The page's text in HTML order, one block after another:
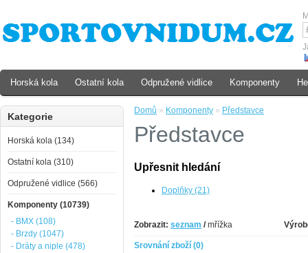
Domů » Komponenty » Představce
Představce
Upřesnit hledání
Doplňky (21)
Zobrazit: seznam /mřížka
Srovnání zboží (0)
Kategorie
Horská kola (134)
Ostatní kola (310)
Odpružené vidlice (566)
Komponenty (10739)
- BMX (108)
- Brzdy (1047)
- Dráty a niple (478)
Horská kola Ostatní kola Odpružené vidlice Komponenty